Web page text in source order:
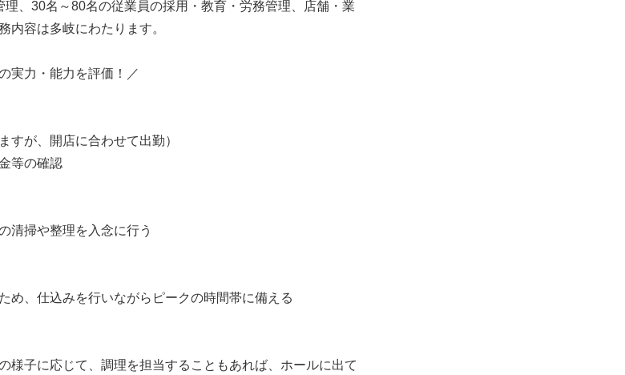
、30名～80名の従業員の採用・教育・労務管理、店舗・業
内容は多岐にわたります。
実力・能力を評価！／
すが、開店に合わせて出勤）
等の確認
清掃や整理を入念に行う
め、仕込みを行いながらピークの時間帯に備える
様子に応じて、調理を担当することもあれば、ホールに出て